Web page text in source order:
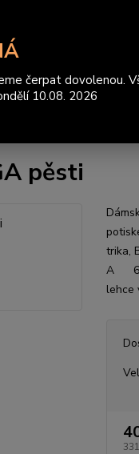
pěsti
A
lehce
čerpat dovolenou.
10.08. 2026